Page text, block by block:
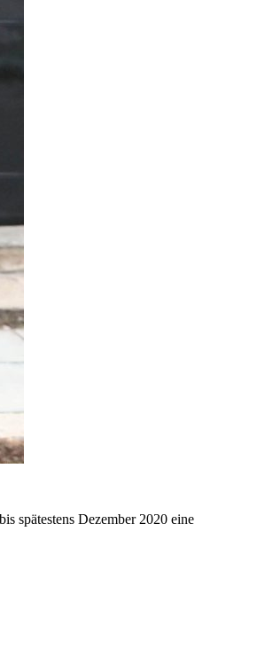
spätestens Dezember 2020 eine